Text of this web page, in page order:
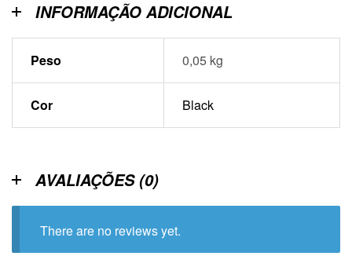
INFORMAÇÃO ADICIONAL
Peso 0,05 kg
Cor Black
AVALIAÇÕES (0)
There are no reviews yet.